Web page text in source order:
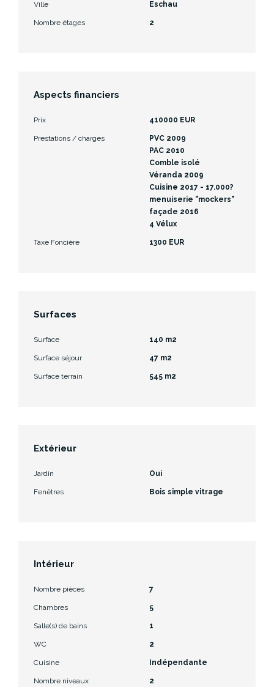
Ville Eschau
Nombre étages 2
Aspects financiers
Prix 410000 EUR
Prestations / charges
PVC 2009
PAC 2010
Comble isolé
Véranda 2009
Cuisine 2017 - 17.000?
menuiserie "mockers"
façade 2016
4 Vélux
Taxe Foncière 1300 EUR
Surfaces
Surface 140 m2
Surface séjour 47 m2
Surface terrain 545 m2
Extérieur
Jardin Oui
Fenêtres Bois simple vitrage
Intérieur
Nombre pièces 7
Chambres 5
Salle(s) de bains 1
WC 2
Cuisine Indépendante
Nombre niveaux 2